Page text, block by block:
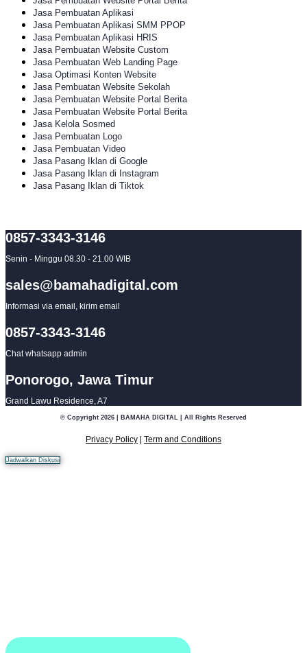
Jasa Pembuatan Aplikasi
Jasa Pembuatan Aplikasi SMM PPOP
Jasa Pembuatan Aplikasi HRIS
Jasa Pembuatan Website Custom
Jasa Pembuatan Web Landing Page
Jasa Optimasi Konten Website
Jasa Pembuatan Website Sekolah
Jasa Pembuatan Website Portal Berita
Jasa Pembuatan Website Portal Berita
Jasa Kelola Sosmed
Jasa Pembuatan Logo
Jasa Pembuatan Video
Jasa Pasang Iklan di Google
Jasa Pasang Iklan di Instagram
Jasa Pasang Iklan di Tiktok
0857-3343-3146
Senin - Minggu 08.30 - 21.00 WIB
sales@bamahadigital.com
Informasi via email, kirim email
0857-3343-3146
Chat whatsapp admin
Ponorogo, Jawa Timur
Grand Lawu Residence, A7
© Copyright 2026 | BAMAHA DIGITAL | All Rights Reserved
Privacy Policy | Term and Conditions
Jadwalkan Diskusi